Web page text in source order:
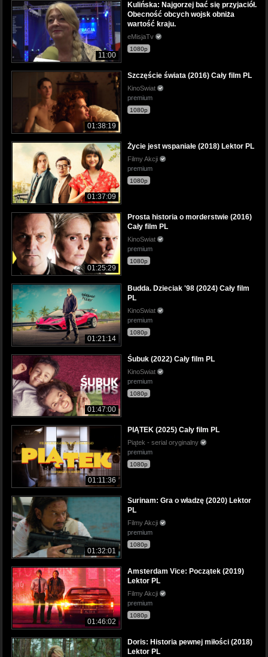
11:00
Kulińska: Najgorzej bać się przyjaciół.
Obecność obcych wojsk obniża
wartość kraju.
eMisjaTv
1080p
01:38:19
Szczęście świata (2016) Cały film PL
KinoSwiat
premium
1080p
01:37:09
Życie jest wspaniałe (2018) Lektor PL
Filmy Akcji
premium
1080p
01:25:29
Prosta historia o morderstwie (2016)
Cały film PL
KinoSwiat
premium
1080p
01:21:14
Budda. Dzieciak '98 (2024) Cały film
PL
KinoSwiat
premium
1080p
01:47:00
Śubuk (2022) Cały film PL
KinoSwiat
premium
1080p
01:11:36
PIĄTEK (2025) Cały film PL
Piątek - serial oryginalny
premium
1080p
01:32:01
Surinam: Gra o władzę (2020) Lektor
PL
Filmy Akcji
premium
1080p
01:46:02
Amsterdam Vice: Początek (2019)
Lektor PL
Filmy Akcji
premium
1080p
Doris: Historia pewnej miłości (2018)
Lektor PL